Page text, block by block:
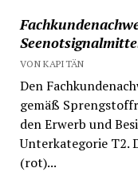
VON KAPITÄN
Den
gemäß
den Erwerb und
Unterkategorie T2.
(rot)...